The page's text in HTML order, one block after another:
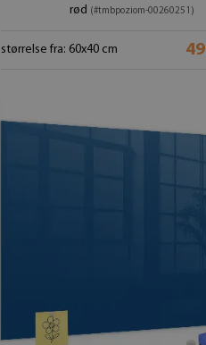
rød (#tmbpoziom-00260251)
størrelse fra: 60x40 cm